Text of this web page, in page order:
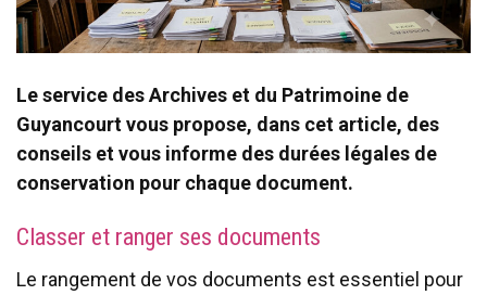
Le service des Archives et du Patrimoine de
Guyancourt vous propose, dans cet article, des
conseils et vous informe des durées légales de
conservation pour chaque document.
Classer et ranger ses documents
Le rangement de vos documents est essentiel pour